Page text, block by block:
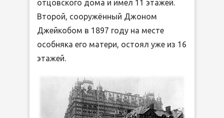
отцовского дома и имел 11 этажей.
Второй, сооружённый Джоном
Джейкобом в 1897 году на месте
особняка его матери, остоял уже из 16
этажей.